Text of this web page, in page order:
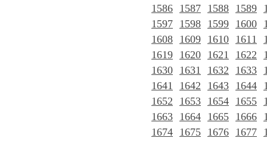
1586 1587 1588 1589
1597 1598 1599 1600
1608 1609 1610 1611
1619 1620 1621 1622
1630 1631 1632 1633
1641
1642 1643 1644
1652
1653 1654 1655
1663 1664 1665 1666
1674 1675 1676 1677